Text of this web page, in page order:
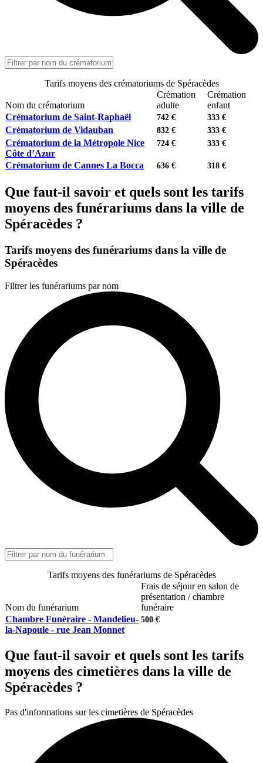
Tarifs moyens des crématoriums de Spéracèdes
Nom du crématorium
Crémation
adulte
Crémation
enfant
Crématorium de Saint-Raphaël
742 € 333 €
Crématorium de Vidauban 832 € 333 €
Crématorium de la Métropole Nice
Côte d’Azur
724 € 333 €
Crématorium de Cannes La Bocca 636 € 318 €
Que faut-il savoir et quels sont les tarifs
moyens des funérariums dans la ville de
Spéracèdes ?
Tarifs moyens des funérariums dans la ville de
Spéracèdes
Filtrer les funérariums par nom
Tarifs moyens des funérariums de Spéracèdes
Nom du funérarium
Frais de séjour en salon de
présentation / chambre
funéraire
Chambre Funéraire - Mandelieu-
la-Napoule - rue Jean Monnet
500 €
Que faut-il savoir et quels sont les tarifs
moyens des cimetières dans la ville de
Spéracèdes ?
Pas d'informations sur les cimetières de Spéracèdes